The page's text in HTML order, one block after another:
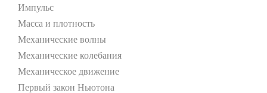
Импульс
Масса и плотность
Механические волны
Механические колебания
Механическое движение
Первый закон Ньютона